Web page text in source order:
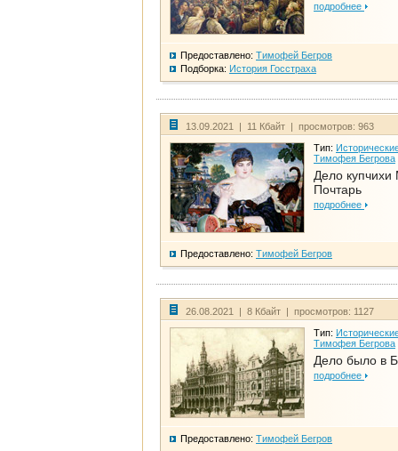
подробнее
Предоставлено: Тимофей Бегров
Подборка: История Госстраха
13.09.2021 | 11 Кбайт | просмотров: 963
Тип:
Тимофея Бегрова
Дело
Почтарь
подробнее
Предоставлено: Тимофей Бегров
26.08.2021 | 8 Кбайт | просмотров: 1127
Тип:
Тимофея Бегрова
Дело было в
подробнее
Предоставлено: Тимофей Бегров